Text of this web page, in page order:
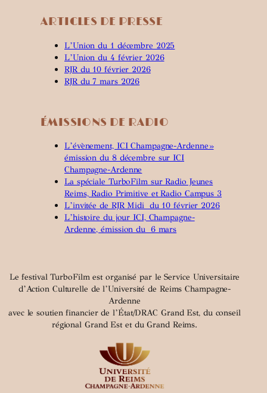
ARTICLES DE PRESSE
L’Union du 1 décembre 2025
L’Union du 4 février 2026
RJR du 10 février 2026
RJR du 7 mars 2026
ÉMISSIONS DE RADIO
L’évènement, ICI Champagne-Ardenne»
émission du 8 décembre sur ICI
Champagne-Ardenne
La spéciale TurboFilm sur Radio Jeunes
Reims, Radio Primitive et Radio Campus 3
L’invitée de RJR Midi du 10 février 2026
L’histoire du jour ICI, Champagne-
Ardenne, émission du 6 mars
Le festival TurboFilm est organisé par le Service Universitaire
d’Action Culturelle de l’Université de Reims Champagne-
Ardenne
avec le soutien financier de l’État/DRAC Grand Est, du conseil
régional Grand Est et du Grand Reims.